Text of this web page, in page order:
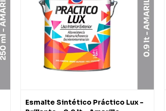
Esmalte Sintético Práctico Lux -